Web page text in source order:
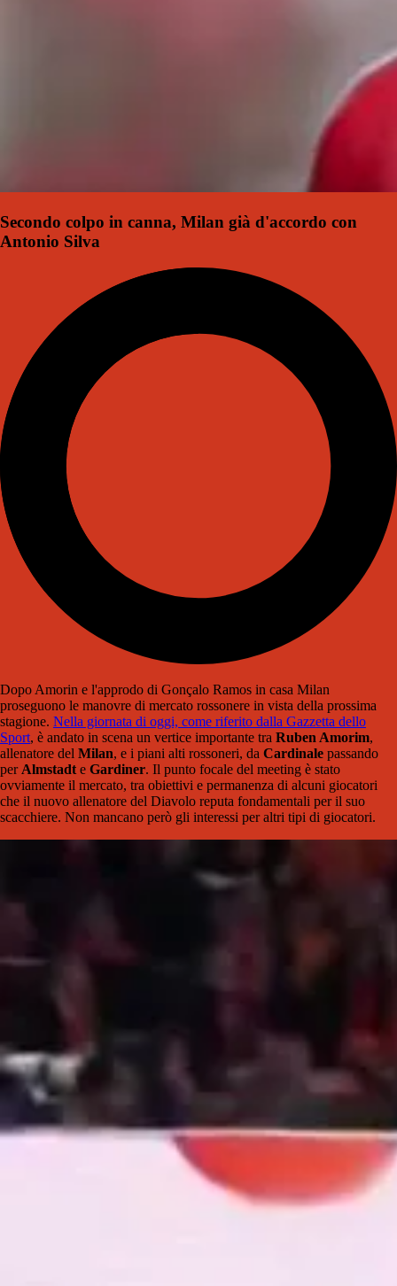
Secondo colpo in canna, Milan già d'accordo con
Antonio Silva
Dopo Amorin e l'approdo di Gonçalo Ramos in casa Milan
proseguono le manovre di mercato rossonere in vista della prossima
stagione. Nella giornata di oggi, come riferito dalla Gazzetta dello
Sport, è andato in scena un vertice importante tra Ruben Amorim,
allenatore del Milan, e i piani alti rossoneri, da Cardinale passando
perAlmstadte Gardiner. Il punto focale del meeting è stato
ovviamente il mercato, tra obiettivi e permanenza di alcuni giocatori
che il nuovo allenatore del Diavolo reputa fondamentali per il suo
scacchiere. Non mancano però gli interessi per altri tipi di giocatori.